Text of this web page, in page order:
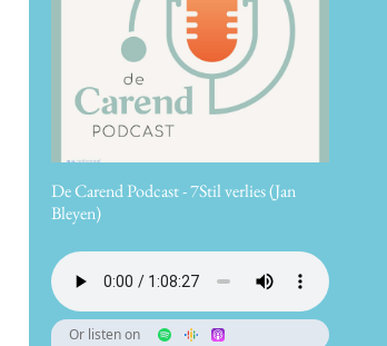
De Carend Podcast - 7Stil verlies (Jan
Bleyen)
Or listen on